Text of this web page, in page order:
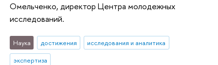
Омельченко, директор Центра молодежных
исследований.
Наука достижения
исследования и аналитика
экспертиза